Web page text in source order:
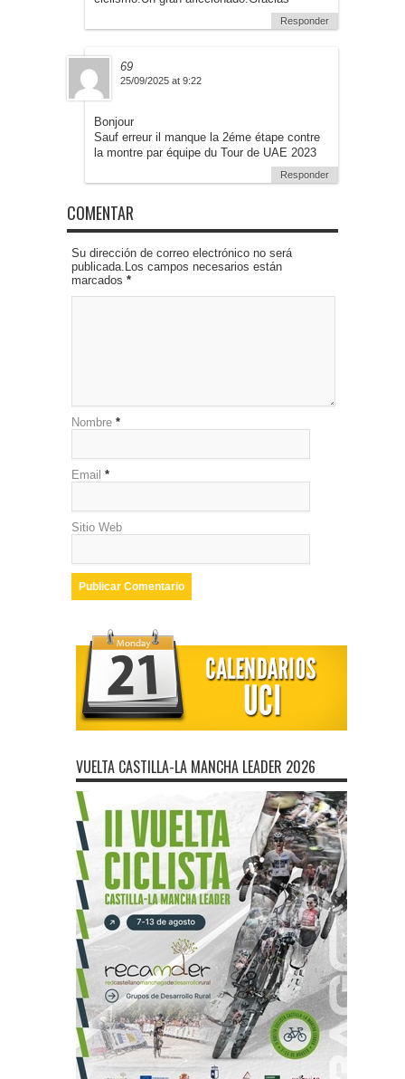
Responder
69
25/09/2025 at 9:22
Bonjour
Sauf erreur il manque la 2éme étape contre
la montre par équipe du Tour de UAE 2023
Responder
COMENTAR
Su dirección de correo electrónico no será
publicada.Los campos necesarios están
marcados *
Nombre *
Email *
Sitio Web
VUELTA CASTILLA-LA MANCHA LEADER 2026